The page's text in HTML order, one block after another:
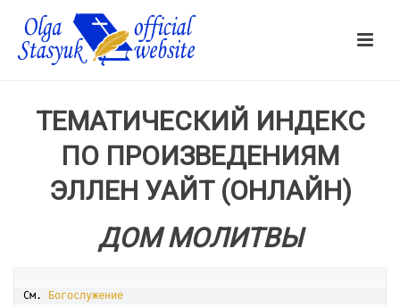
ТЕМАТИЧЕСКИЙ ИНДЕКС
ПО ПРОИЗВЕДЕНИЯМ
ЭЛЛЕН УАЙТ (ОНЛАЙН)
ДОМ МОЛИТВЫ
См. Богослужение